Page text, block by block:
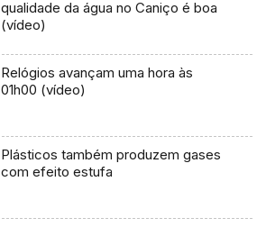
qualidade da água no Caniço é boa
(vídeo)
Relógios avançam uma hora às
01h00 (vídeo)
Plásticos também produzem gases
com efeito estufa